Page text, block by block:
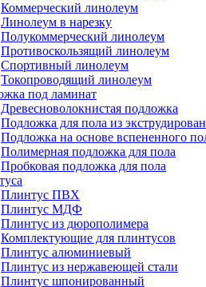
Коммерческий линолеум
Линолеум в нарезку
Полукоммерческий линолеум
Противоскользящий линолеум
Спортивный линолеум
Токопроводящий линолеум
под ламинат
Древесноволокнистая подложка
Подложка для пола из
Подложка на основе вспененного
Полимерная подложка для пола
Пробковая подложка для пола
Плинтус ПВХ
Плинтус МДФ
Плинтус из дюрополимера
Комплектующие для плинтусов
Плинтус алюминиевый
Плинтус из нержавеющей стали
Плинтус шпонированный